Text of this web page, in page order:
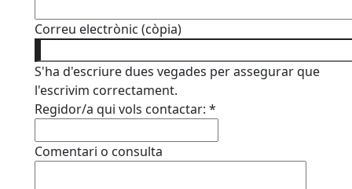
Correu electrònic (còpia)
S'ha d'escriure dues vegades per assegurar que
l'escrivim correctament.
Regidor/a qui vols contactar: *
Comentari o consulta